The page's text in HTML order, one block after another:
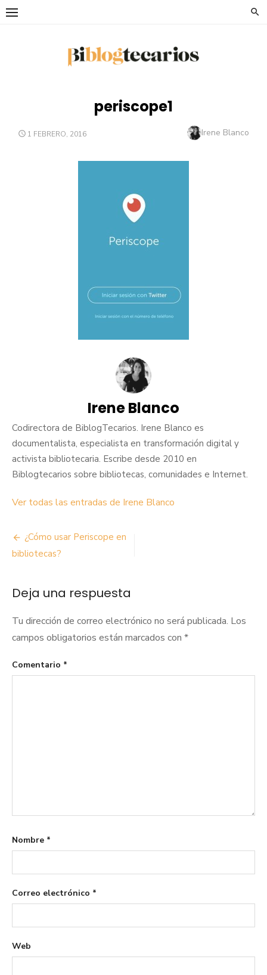
Saltar
periscope1
PUBLICADO
1 FEBRERO, 2016 Autor
Irene Blanco
Irene Blanco
Codirectora de BiblogTecarios. Irene Blanco es
documentalista, especialista en transformación digital y
activista bibliotecaria. Escribe desde 2010 en
Biblogtecarios sobre bibliotecas, comunidades e Internet.
Ver todas las entradas de Irene Blanco
Navegación
de
¿Cómo usar Periscope en
bibliotecas?
Deja una respuesta
Tu dirección de correo electrónico no será publicada. Los
campos obligatorios están marcados con *
Comentario *
Nombre *
Correo electrónico *
Web